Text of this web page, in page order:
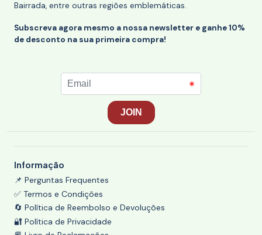
Bairrada, entre outras regiões emblemáticas.
Subscreva agora mesmo a nossa newsletter e ganhe 10%
de desconto na sua primeira compra!
Informação
📌 Perguntas Frequentes
✅ Termos e Condições
🔄 Política de Reembolso e Devoluções
🔐 Política de Privacidade